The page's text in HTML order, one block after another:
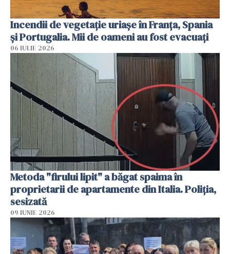
Incendii de vegetație uriașe în Franța, Spania
și Portugalia. Mii de oameni au fost evacuați
06 IULIE 2026
Metoda "firului lipit" a băgat spaima în
proprietarii de apartamente din Italia. Poliția,
sesizată
09 IUNIE 2026